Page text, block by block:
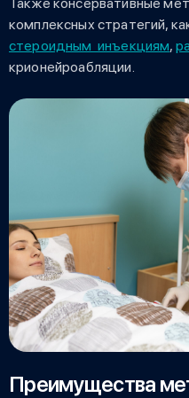
Также консервативные
комплексных стратегий,
стероидным инъекциям,
крионейроабляции.
Преимущества